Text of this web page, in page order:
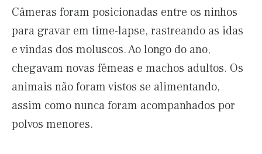
Câmeras foram posicionadas entre os ninhos
para gravar em time-lapse, rastreando as idas
e vindas dos moluscos. Ao longo do ano,
chegavam novas fêmeas e machos adultos. Os
animais não foram vistos se alimentando,
assim como nunca foram acompanhados por
polvos menores.